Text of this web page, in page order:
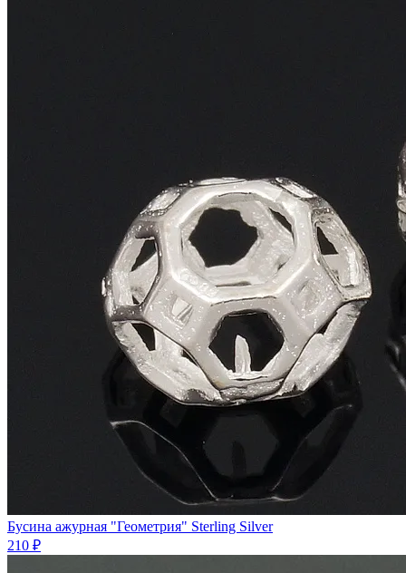
Бycинa ажурная "Геометрия" Sterling Silver
210 ₽